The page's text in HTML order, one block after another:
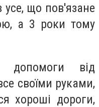
усе, що пов'язане
а 3 роки тому
допомоги від
своїми руками,
хороші дороги,